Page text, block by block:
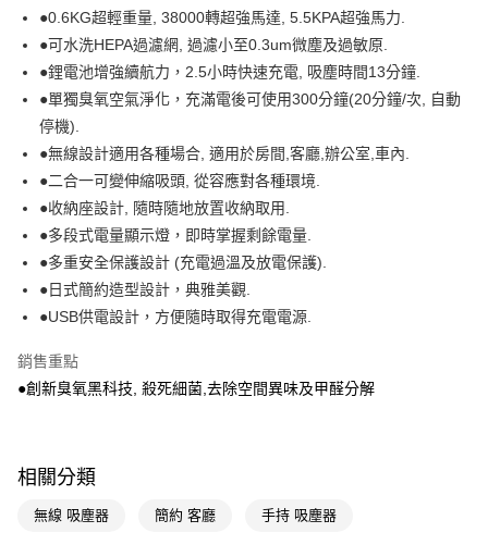
悠遊付
Google Pay
AFTEE先享後付
相關說明
【關於「AFTEE先享後付」】
AFTEE先享後付是「在收到商品之後才付款」的支付方式。 讓您購物簡單
便利好安心！
１．簡單：不需註冊會員、不需綁卡、不需儲值。
３．安心：先確認商品／服務後，再付款。
【「AFTEE先享後付」結帳流程】
１．於結帳方式選擇「AFTEE先享後付」後，將跳轉至「AFTEE先享後付」
結帳頁面，進行簡訊認證並確認金額後，即可完成結帳。
３．收到繳費通知簡訊後14天內，點擊此簡訊中的連結，可透過四大超商／
ATM／網路銀行／等多元方式進行付款，方視為交易完成。
※ 請注意：結帳手續完成當下不需立刻繳費，但若您需要取消訂單，請聯絡
是否繳費成功／繳費後需取消欲退款等相關疑問，請聯繫「AFTEE先享後付
運送方式
宅配(廠商直送🚚)
每筆NT$100，滿NT$590(含以上)免運費
●0.6KG超輕重量, 38000轉超強馬達, 5.5KPA超強馬力.
●可水洗HEPA過濾網, 過濾小至0.3um微塵及過敏原.
●鋰電池增強續航力，2.5小時快速充電, 吸塵時間13分鐘.
●單獨臭氧空氣淨化，充滿電後可使用300分鐘(20分鐘/次, 自動
停機).
●無線設計適用各種場合, 適用於房間,客廳,辦公室,車內.
●二合一可變伸縮吸頭, 從容應對各種環境.
●收納座設計, 隨時隨地放置收納取用.
●多段式電量顯示燈，即時掌握剩餘電量.
●多重安全保護設計 (充電過溫及放電保護).
●日式簡約造型設計，典雅美觀.
●USB供電設計，方便隨時取得充電電源.
銷售重點
●創新臭氧黑科技, 殺死細菌,去除空間異味及甲醛分解
相關分類
無線 吸塵器 簡約 客廳 手持 吸塵器